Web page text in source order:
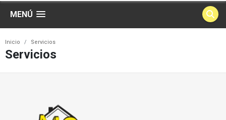
MENÚ
Inicio Servicios
Servicios